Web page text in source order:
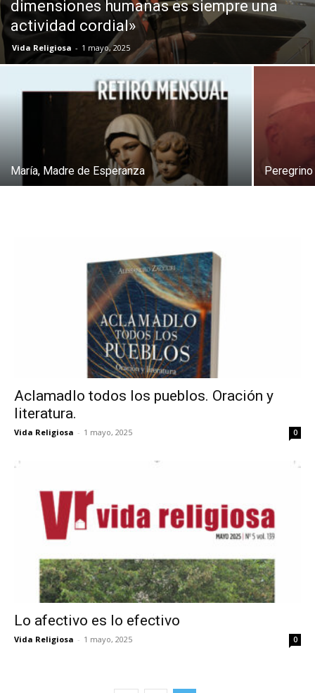
dimensiones humanas es siempre una
actividad cordial»
Vida Religiosa - 1 mayo, 2025
María, Madre de Esperanza
Aclamadlo todos los pueblos. Oración y
literatura.
Vida Religiosa - 1 mayo, 2025 0
Lo afectivo es lo efectivo
Vida Religiosa - 1 mayo, 2025 0